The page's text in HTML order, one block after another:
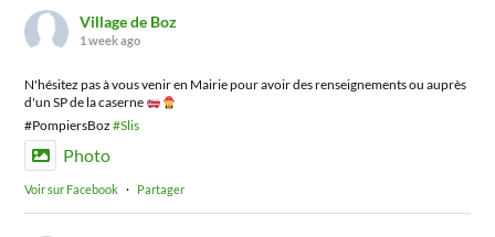
Village de Boz
1 week ago
N'hésitez pas à vous venir en Mairie pour avoir des renseignements ou auprès
d'un SP de la caserne
#PompiersBoz#Slis
Photo
Voir sur Facebook · Partager